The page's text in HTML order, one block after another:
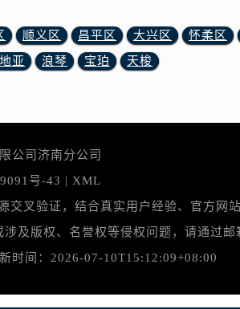
顺义区 昌平区 大兴区 怀柔区
亚 浪琴 宝珀 天梭
公司济南分公司
号-43 | XML
叉验证，结合真实用户经验、官方网
及版权、名誉权等侵权问题，请通过
时间：2026-07-10T15:12:09+08:00